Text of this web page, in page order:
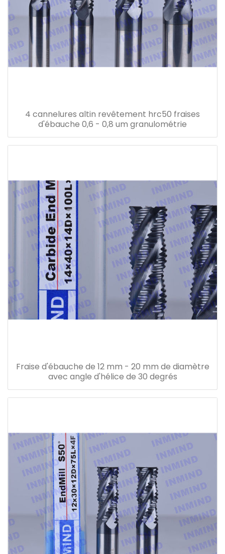
4 cannelures altin revêtement hrc50 fraises
d'ébauche 0,6 - 0,8 um granulométrie
Fraise d'ébauche de 12 mm - 20 mm de diamètre
avec angle d'hélice de 30 degrés